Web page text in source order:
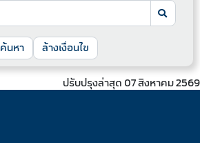
ค้นหา ล้างเงื่อนไข
ปรับปรุงล่าสุด 07 สิงหาคม 2569